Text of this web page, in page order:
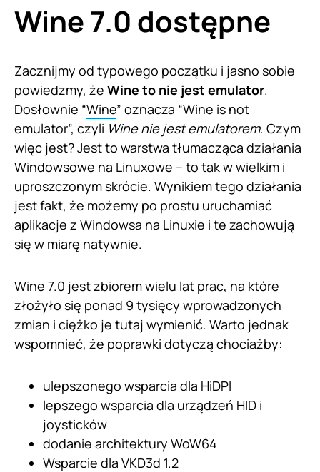
Wine 7.0 dostępne
Zacznijmy od typowego początku i jasno sobie
powiedzmy, że Wine to nie jest emulator.
Dosłownie “Wine” oznacza “Wine is not
emulator”, czyli Wine nie jest emulatorem. Czym
więc jest? Jest to warstwa tłumacząca działania
Windowsowe na Linuxowe – to tak w wielkim i
uproszczonym skrócie. Wynikiem tego działania
jest fakt, że możemy po prostu uruchamiać
aplikacje z Windowsa na Linuxie i te zachowują
się w miarę natywnie.
Wine 7.0 jest zbiorem wielu lat prac, na które
złożyło się ponad 9 tysięcy wprowadzonych
zmian i ciężko je tutaj wymienić. Warto jednak
wspomnieć, że poprawki dotyczą chociażby:
ulepszonego wsparcia dla HiDPI
lepszego wsparcia dla urządzeń HID i
joysticków
dodanie architektury WoW64
Wsparcie dla VKD3d 1.2